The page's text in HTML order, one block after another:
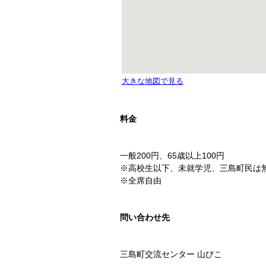
料金
一般200円、65歳以上100円
※高校生以下、未就学児、三島町民は
※全席自由
問い合わせ先
三島町交流センター 山びこ